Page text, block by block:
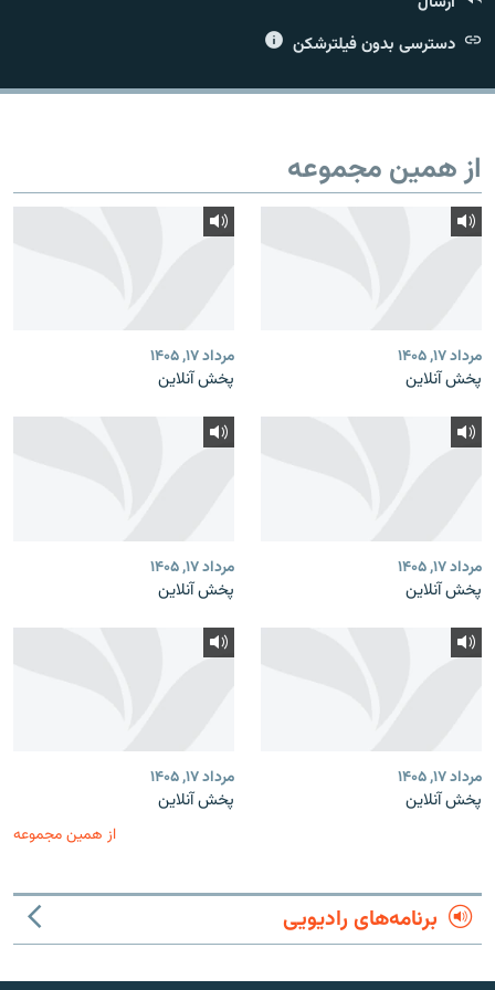
دسترسی بدون فیلترشکن
از همین مجموعه
مرداد ۱۷, ۱۴۰۵
پخش آنلاین
مرداد ۱۷, ۱۴۰۵
پخش آنلاین
مرداد ۱۷, ۱۴۰۵
پخش آنلاین
مرداد ۱۷, ۱۴۰۵
پخش آنلاین
مرداد ۱۷, ۱۴۰۵
پخش آنلاین
مرداد ۱۷, ۱۴۰۵
پخش آنلاین
از همین مجموعه
برنامه‌های رادیویی